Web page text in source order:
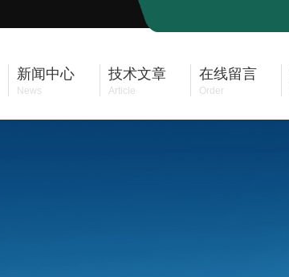
新闻中心
News
技术文章
Article
在线留言
Order